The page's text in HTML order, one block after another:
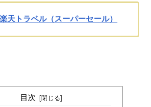
天トラベル（スーパーセール）
目次